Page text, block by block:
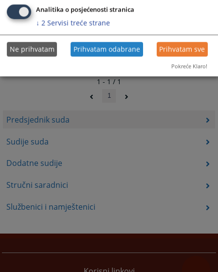
Predsjednik suda
Sudije suda
Dodatne sudije
Stručni saradnici
Službenici i namještenici
1 - 1 / 1
1
Analitika o posjećenosti stranica
↓ 2 Servisi treće strane
Ne prihvatam Prihvatam odabrane Prihvatam sve
Pokreće Klaro!